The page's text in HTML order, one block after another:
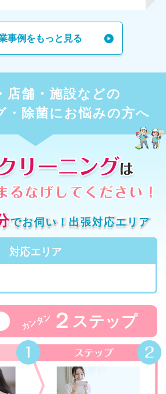
事例をもっと見る
店舗・施設などの
・除菌にお悩みの方へ
でお伺い！出張対応エリア
対応エリア
カンタン ２ ステップ